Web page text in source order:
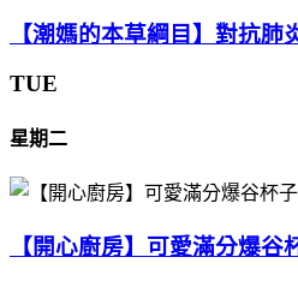
【潮媽的本草綱目】對抗肺
TUE
星期二
【開心廚房】可愛滿分爆谷